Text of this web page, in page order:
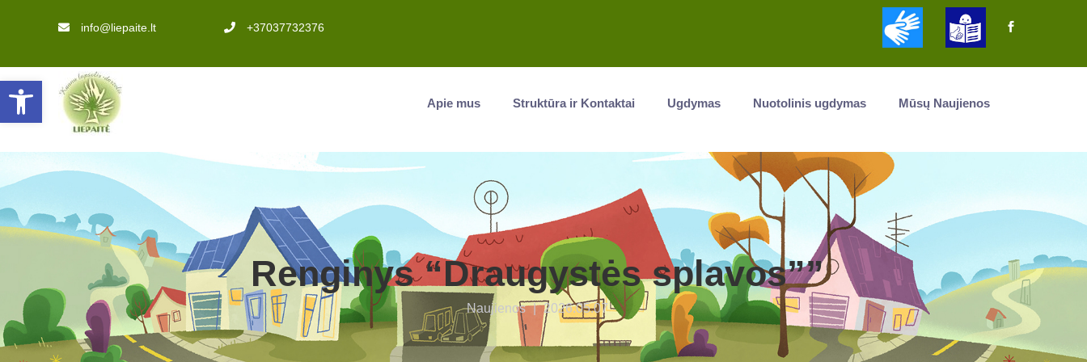
Open toolbar
info@liepaite.lt +37037732376
Apie mus Struktūra ir Kontaktai Ugdymas Nuotolinis ugdymas Mūsų Naujienos
Renginys “Draugystės splavos””
Naujienos | 2026.05.07